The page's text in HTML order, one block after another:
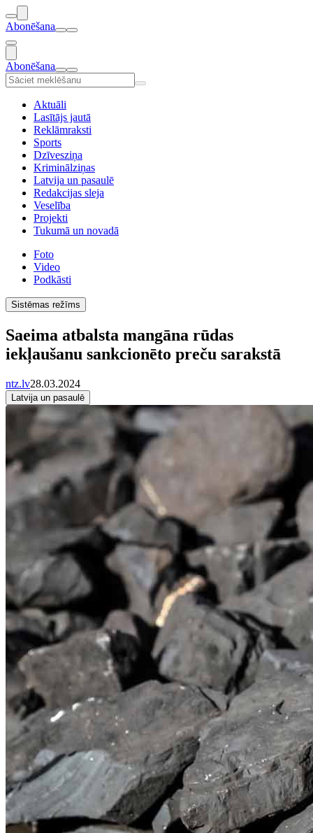
Abonēšana
Abonēšana
Aktuāli
Lasītājs jautā
Reklāmraksti
Sports
Dzīvesziņa
Kriminālziņas
Latvija un pasaulē
Redakcijas sleja
Veselība
Projekti
Tukumā un novadā
Foto
Video
Podkāsti
Sistēmas režīms
Saeima atbalsta mangāna rūdas
iekļaušanu sankcionēto preču sarakstā
ntz.lv28.03.2024
Latvija un pasaulē